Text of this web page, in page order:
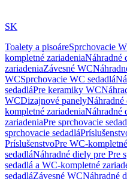
SK
Toalety a pisoáreSprchovacie
kompletné zariadeniaNáhradné
zariadeniaZávesné WC
WCSprchovacie WC sedadlá
sedadláPre keramiky WC
WCDizajnové panely
kompletné zariadeniaNáhradné
zariadeniaPre sprchovacie
sprchovacie sedadlá
PríslušenstvoPre WC-
sedadláNáhradné diely pre Pre
sedadlá a WC-kompletné
sedadláZávesné WCNáhradné